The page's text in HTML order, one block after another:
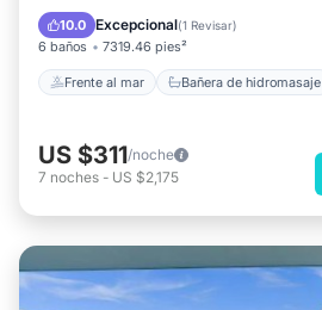
10.0 Excepcional(1 Revisar)
6 baños 7319.46 pies²
Frente al mar Bañera de hidromasaje
Aparcamiento
US $311/noche
7 noches - US $2,175